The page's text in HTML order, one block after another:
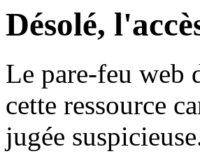
Désolé,
Le pare-feu web
cette ressource
jugée